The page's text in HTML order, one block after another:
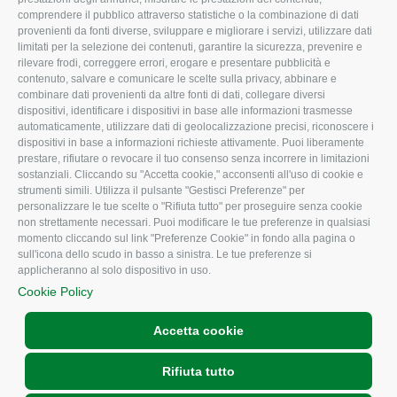
comprendere il pubblico attraverso statistiche o la combinazione di dati
provenienti da fonti diverse, sviluppare e migliorare i servizi, utilizzare dati
limitati per la selezione dei contenuti, garantire la sicurezza, prevenire e
rilevare frodi, correggere errori, erogare e presentare pubblicità e
contenuto, salvare e comunicare le scelte sulla privacy, abbinare e
combinare dati provenienti da altre fonti di dati, collegare diversi
dispositivi, identificare i dispositivi in base alle informazioni trasmesse
automaticamente, utilizzare dati di geolocalizzazione precisi, riconoscere i
dispositivi in base a informazioni richieste attivamente. Puoi liberamente
prestare, rifiutare o revocare il tuo consenso senza incorrere in limitazioni
sostanziali. Cliccando su "Accetta cookie," acconsenti all'uso di cookie e
strumenti simili. Utilizza il pulsante "Gestisci Preferenze" per
personalizzare le tue scelte o "Rifiuta tutto" per proseguire senza cookie
non strettamente necessari. Puoi modificare le tue preferenze in qualsiasi
momento cliccando sul link "Preferenze Cookie" in fondo alla pagina o
sull'icona dello scudo in basso a sinistra. Le tue preferenze si
applicheranno al solo dispositivo in uso.
Cookie Policy
Accetta cookie
Rifiuta tutto
Uffici della Sede
provinciale
Le Sedi di Zona
Agricoltori S.r.l.
Whistleblowing
Confagricoltura Rovigo e
Agricoltori srl
Associazione
CONFAGRICOLTURA
ATTIVA
Notizie in evidenza
Eventi
Comunicati Stampa
Video
Iscrizione Newsletter
Newsletter